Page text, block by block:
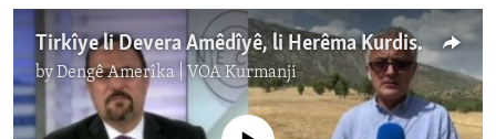
Zimanên Din Tirkîye li Devera Amêdîyê, li Herêma Kurdistanê 4 Bingehên Leşkerî yên Nû Ava Dike
byDengê Amerîka | VOA Kurmanji
No media source currently available